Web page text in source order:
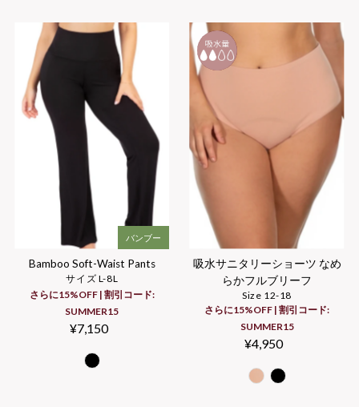
バンブー
Bamboo Soft-Waist Pants
サイズ L-8L
さらに15%OFF | 割引コード:
SUMMER15
Regular
¥7,150
吸水サニタリーショーツ なめ
らかフルブリーフ
Size 12-18
さらに15%OFF | 割引コード:
SUMMER15
Regular
¥4,950